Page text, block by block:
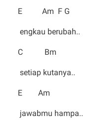
E Am F G
engkau berubah..
C Bm
setiap kutanya..
E Am
jawabmu hampa..